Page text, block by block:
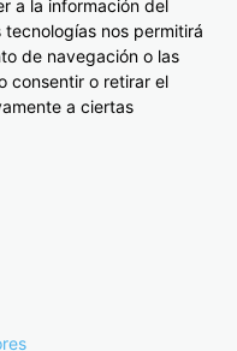
a la información del
nos permitirá
de navegación o las
consentir o retirar el
a ciertas